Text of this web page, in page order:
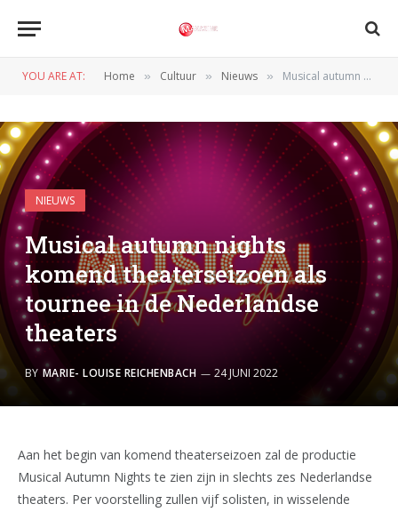
YOU ARE AT: Home » Cultuur » Nieuws » Musical autumn nights komend theaterseizoen als tournee in de Nederlandse theaters
NIEUWS
Musical autumn nights
komend theaterseizoen als
tournee in de Nederlandse
theaters
BY MARIE- LOUISE REICHENBACH 24 JUNI 2022
Aan het begin van komend theaterseizoen zal de productie
Musical Autumn Nights te zien zijn in slechts zes Nederlandse
theaters. Per voorstelling zullen vijf solisten, in wisselende